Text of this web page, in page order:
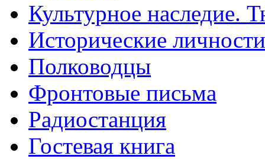
Культурное наследие.
Исторические личности
Полководцы
Фронтовые письма
Радиостанция
Гостевая книга